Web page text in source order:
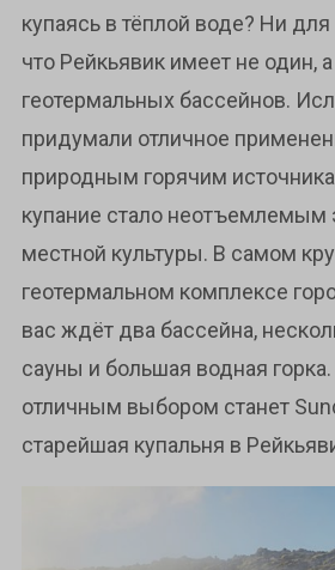
купаясь в тёплой воде? Ни для
что Рейкьявик имеет не один,
геотермальных бассейнов.
придумали отличное
природным горячим
купание стало неотъемлемым
местной культуры. В самом
геотермальном комплексе
вас ждёт два бассейна,
сауны и большая водная
отличным выбором станет
старейшая купальня в